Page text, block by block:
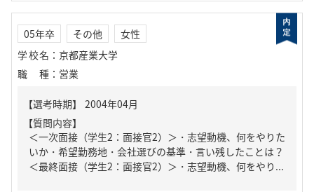
05年卒 その他
女性
学校名 ： 京都産業大学
職種 ： 営業
【質問内容】
＜一次面接（学生2：面接官2）＞・志望動機、何をやりた
いか・希望勤務地・会社選びの基準・言い残したことは？
＜最終面接（学生2：面接官2）＞・志望動機、何をやり...